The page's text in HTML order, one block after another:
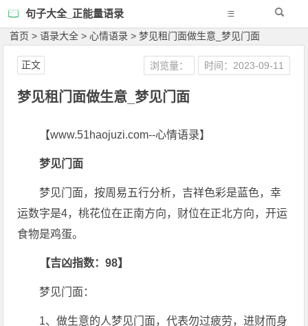
句子大全_正能量语录
首页 >语录大全 > 心情语录 >梦见租门面做生意_梦见门面
梦见租门面做生意_梦见门面
浏览量： 时间：2023-09-11
正文
【www.51haojuzi.com--心情语录】
梦见门面
梦见门面，按周易五行分析，吉祥色彩是蓝色，幸
运数字是4，桃花位在正南方向，财位在正北方向，开运
食物是鸡蛋。
【吉凶指数：98】
梦见门面：
1、做生意的人梦见门面，代表勿过疲劳，进财而身